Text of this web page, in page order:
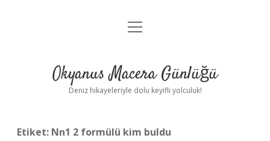
Anasayfa
Yasal Uyarı
menüyü
Okyanus Macera Günlüğü
Deniz hikayeleriyle dolu keyifli yolculuk!
Etiket: Nn1 2 formülü kim buldu